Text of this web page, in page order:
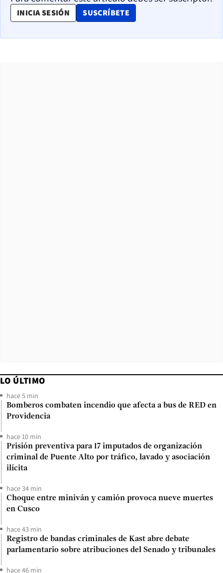
INICIA SESIÓN SUSCRÍBETE
OPENS IN NEW WINDOW
LO ÚLTIMO
hace 5 min
Bomberos combaten incendio que afecta a bus de RED en
Providencia
hace 10 min
Prisión preventiva para 17 imputados de organización
criminal de Puente Alto por tráfico, lavado y asociación
ilícita
hace 34 min
Choque entre miniván y camión provoca nueve muertes
en Cusco
hace 43 min
Registro de bandas criminales de Kast abre debate
parlamentario sobre atribuciones del Senado y tribunales
hace 46 min